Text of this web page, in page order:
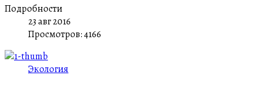
Подробности
23 авг 2016
Просмотров: 4166
Экология